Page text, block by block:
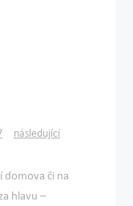
následující
domova či na
hlavu –